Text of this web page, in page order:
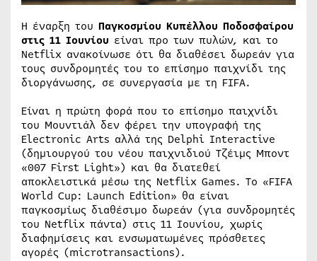
Η έναρξη του Παγκοσμίου Κυπέλλου Ποδοσφαίρου
στις 11 Ιουνίου είναι προ των πυλών, και το
Netflix ανακοίνωσε ότι θα διαθέσει δωρεάν για
τους συνδρομητές του το επίσημο παιχνίδι της
διοργάνωσης, σε συνεργασία με τη FIFA.
Είναι η πρώτη φορά που το επίσημο παιχνίδι
του Μουντιάλ δεν φέρει την υπογραφή της
Electronic Arts αλλά της Delphi Interactive
(δημιουργού του νέου παιχνιδιού Τζέιμς Μποντ
«007 First Light») και θα διατεθεί
αποκλειστικά μέσω της Netflix Games. To «FIFA
World Cup: Launch Edition» θα είναι
παγκοσμίως διαθέσιμο δωρεάν (για συνδρομητές
του Netflix πάντα) στις 11 Ιουνίου, χωρίς
διαφημίσεις και ενσωματωμένες πρόσθετες
αγορές (microtransactions).